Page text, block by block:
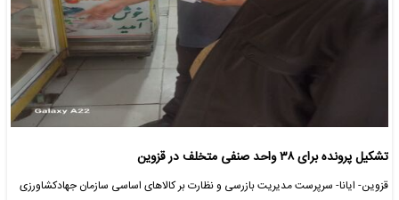
تشکیل پرونده برای ۳۸ واحد صنفی متخلف در قزوین
قزوین- ایانا- سرپرست مدیریت بازرسی و نظارت بر کالاهای اساسی سازمان جهادکشاورزی